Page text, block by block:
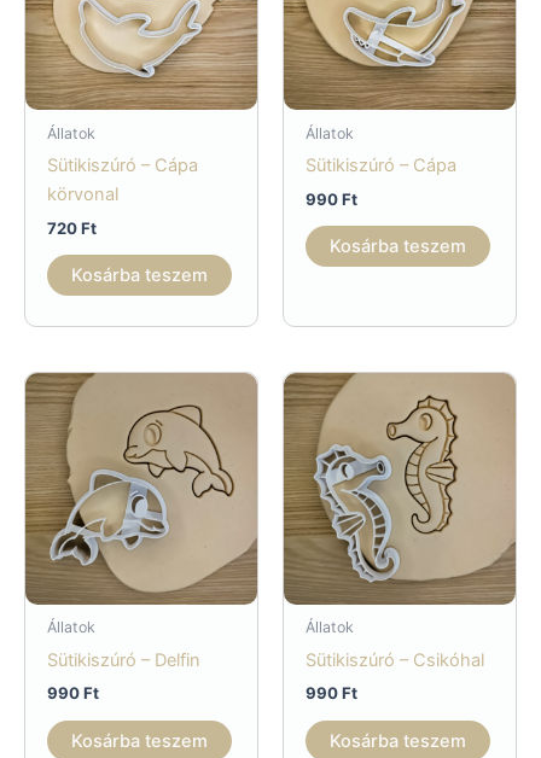
Állatok
Sütikiszúró – Cápa
körvonal
720Ft
Kosárba teszem
Állatok
Sütikiszúró – Cápa
990Ft
Kosárba teszem
Állatok
Sütikiszúró – Delfin
990Ft
Kosárba teszem
Állatok
Sütikiszúró – Csikóhal
990Ft
Kosárba teszem